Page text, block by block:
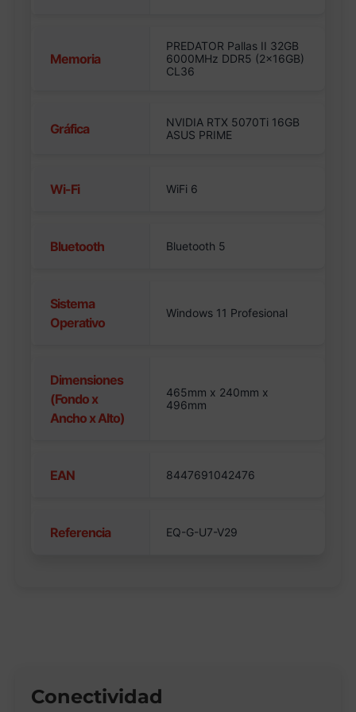
Memoria
PREDATOR Pallas II 32GB
6000MHz DDR5 (2x16GB)
CL36
Gráfica
NVIDIA RTX 5070Ti 16GB
ASUS PRIME
Wi-Fi WiFi 6
Bluetooth Bluetooth 5
Sistema
Operativo
Windows 11 Profesional
Dimensiones
(Fondo x
Ancho x Alto)
465mm x 240mm x
496mm
EAN 8447691042476
Referencia EQ-G-U7-V29
Conectividad